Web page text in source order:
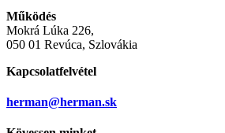
Működés
Mokrá Lúka 226,
050 01 Revúca, Szlovákia
Kapcsolatfelvétel
herman@herman.sk